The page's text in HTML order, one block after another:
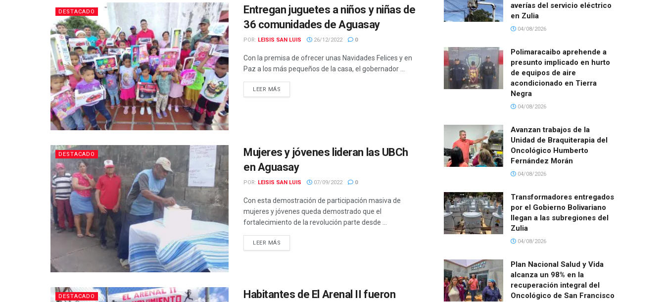
DESTACADO
Entregan juguetes a niños y niñas de
36 comunidades de Aguasay
POR: LEISIS SAN LUIS 26/12/2022 0
Con la premisa de ofrecer unas Navidades Felices y en
Paz a los más pequeños de la casa, el gobernador ...
LEER MÁS
DESTACADO
Mujeres y jóvenes lideran las UBCh
en Aguasay
POR: LEISIS SAN LUIS 07/09/2022 0
Con esta demostración de participación masiva de
mujeres y jóvenes queda demostrado que el
fortalecimiento de la revolución parte desde ...
LEER MÁS
DESTACADO
Habitantes de El Arenal II fueron
averías del servicio eléctrico
en Zulia
04/08/2026
Polimaracaibo aprehende a
presunto implicado en hurto
de equipos de aire
acondicionado en Tierra
Negra
04/08/2026
Avanzan trabajos de la
Unidad de Braquiterapia del
Oncológico Humberto
Fernández Morán
04/08/2026
Transformadores entregados
por el Gobierno Bolivariano
llegan a las subregiones del
Zulia
04/08/2026
Plan Nacional Salud y Vida
alcanza un 98% en la
recuperación integral del
Oncológico de San Francisco